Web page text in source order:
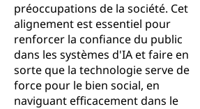
préoccupations de la société. Cet
alignement est essentiel pour
renforcer la confiance du public
dans les systèmes d'IA et faire en
sorte que la technologie serve de
force pour le bien social, en
naviguant efficacement dans le